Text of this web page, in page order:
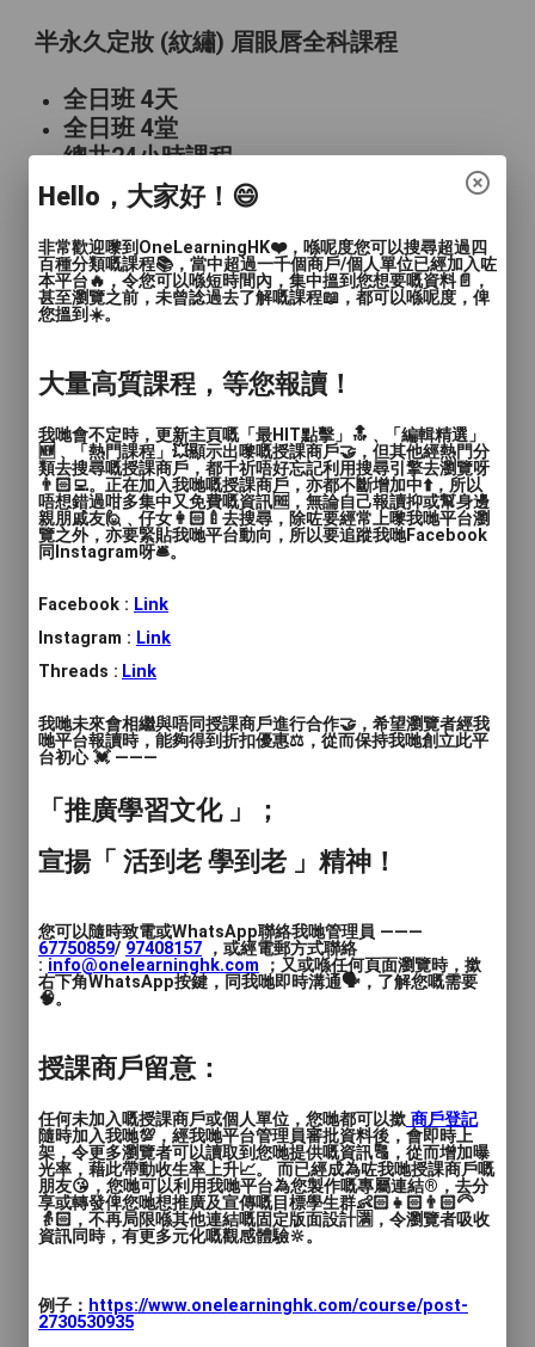
半永久定妝 (紋繡) 眉眼唇全科課程
全日班 4天
全日班 4堂
總共24小時課程
適合初學者
半永久紋繡絲霧眉課程
中午班6天
中午班6堂
適合初學者
國際專業美睫全科課程
4週
7堂
總共21小時課程
國際採耳創業精修班
3堂
總共15小時課程
英國ITEC資格認證備試精讀班
3堂
總共9小時課程
適合報考學生
10天
10堂
總共60小時課程
適合初學
國際專業光學皮膚技術師文憑課程
10天
10堂
Hello，大家好！😄
非常歡迎嚟到OneLearningHK❤️，喺呢度您可以搜尋超過四
百種分類嘅課程📚，當中超過一千個商戶/個人單位已經加入咗
本平台🔥，令您可以喺短時間內，集中搵到您想要嘅資料📄，
甚至瀏覽之前，未曾諗過去了解嘅課程📖，都可以喺呢度，俾
您搵到☀️。
大量高質課程，等您報讀！
我哋會不定時，更新主頁嘅「最HIT點擊」🔝﹑「編輯精選」
🆕﹑「熱門課程」💥顯示出嚟嘅授課商戶🤝，但其他經熱門分
類去搜尋嘅授課商戶，都千祈唔好忘記利用搜尋引擎去瀏覽呀
👨🏻‍💻。正在加入我哋嘅授課商戶，亦都不斷增加中⬆️，所以
唔想錯過咁多集中又免費嘅資訊🆓，無論自己報讀抑或幫身邊
親朋戚友🙋﹑仔女👩🏻‍🍼去搜尋，除咗要經常上嚟我哋平台瀏
覽之外，亦要緊貼我哋平台動向，所以要追蹤我哋Facebook
同Instagram呀🛎️。
Facebook : Link
Instagram : Link
Threads : Link
我哋未來會相繼與唔同授課商戶進行合作🤝，希望瀏覽者經我
哋平台報讀時，能夠得到折扣優惠⚖️，從而保持我哋創立此平
台初心 💓 ———
「推廣學習文化 」；
宣揚「 活到老 學到老 」精神！
您可以隨時致電或WhatsApp聯絡我哋管理員 ———
67750859/ 97408157 ，或經電郵方式聯絡
: info@onelearninghk.com ；又或喺任何頁面瀏覽時，撳
右下角WhatsApp按鍵，同我哋即時溝通🗣️，了解您嘅需要
🧠。
授課商戶留意：
任何未加入嘅授課商戶或個人單位，您哋都可以撳 商戶登記
隨時加入我哋💯，經我哋平台管理員審批資料後，會即時上
架，令更多瀏覽者可以讀取到您哋提供嘅資訊🔠，從而增加曝
光率，藉此帶動收生率上升📈。 而已經成為咗我哋授課商戶嘅
朋友😘，您哋可以利用我哋平台為您製作嘅專屬連結®️，去分
享或轉發俾您哋想推廣及宣傳嘅目標學生群👶🏻👧🏻👨🏻‍🦳
👵🏻，不再局限喺其他連結嘅固定版面設計🈵，令瀏覽者吸收
資訊同時，有更多元化嘅觀感體驗🔆。
例子： https://www.onelearninghk.com/course/post-
2730530935